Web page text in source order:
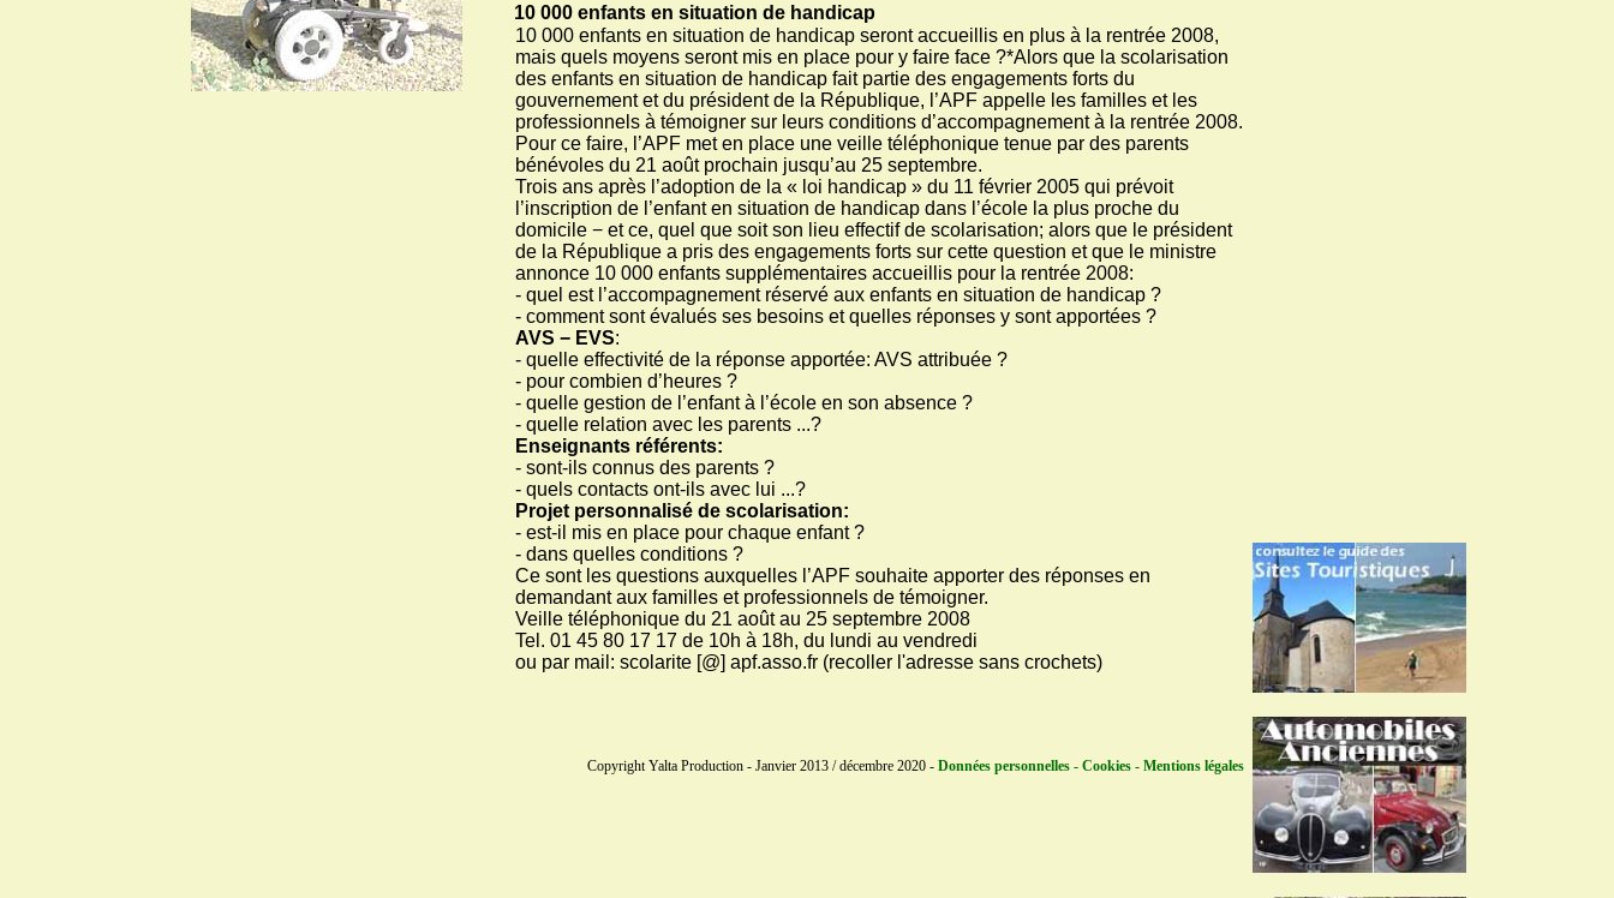
10 000 enfants en situation de handicap
10 000 enfants en situation de handicap seront accueillis en plus à la rentrée 2008,
mais quels moyens seront mis en place pour y faire face ?*Alors que la scolarisation
des enfants en situation de handicap fait partie des engagements forts du
gouvernement et du président de la République, l’APF appelle les familles et les
professionnels à témoigner sur leurs conditions d’accompagnement à la rentrée 2008.
Pour ce faire, l’APF met en place une veille téléphonique tenue par des parents
bénévoles du 21 août prochain jusqu’au 25 septembre.
Trois ans après l’adoption de la « loi handicap » du 11 février 2005 qui prévoit
l’inscription de l’enfant en situation de handicap dans l’école la plus proche du
domicile − et ce, quel que soit son lieu effectif de scolarisation; alors que le président
de la République a pris des engagements forts sur cette question et que le ministre
annonce 10 000 enfants supplémentaires accueillis pour la rentrée 2008:
- quel est l’accompagnement réservé aux enfants en situation de handicap ?
- comment sont évalués ses besoins et quelles réponses y sont apportées ?
AVS − EVS:
- quelle effectivité de la réponse apportée: AVS attribuée ?
- pour combien d’heures ?
- quelle gestion de l’enfant à l’école en son absence ?
- quelle relation avec les parents ...?
Enseignants référents:
- sont-ils connus des parents ?
- quels contacts ont-ils avec lui ...?
Projet personnalisé de scolarisation:
- est-il mis en place pour chaque enfant ?
- dans quelles conditions ?
Ce sont les questions auxquelles l’APF souhaite apporter des réponses en
demandant aux familles et professionnels de témoigner.
Veille téléphonique du 21 août au 25 septembre 2008
Tel. 01 45 80 17 17 de 10h à 18h, du lundi au vendredi
ou par mail: scolarite [@] apf.asso.fr (recoller l'adresse sans crochets)
Copyright Yalta Production - Janvier 2013 / décembre 2020 - Données personnelles - Cookies - Mentions légales